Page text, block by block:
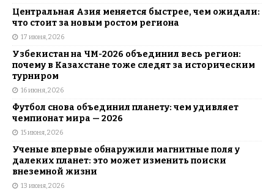
Центральная Азия меняется быстрее, чем ожидали:
что стоит за новым ростом региона
17 июня, 2026
Узбекистан на ЧМ-2026 объединил весь регион:
почему в Казахстане тоже следят за историческим
турниром
16 июня, 2026
Футбол снова объединил планету: чем удивляет
чемпионат мира — 2026
15 июня, 2026
Ученые впервые обнаружили магнитные поля у
далеких планет: это может изменить поиски
внеземной жизни
13 июня, 2026